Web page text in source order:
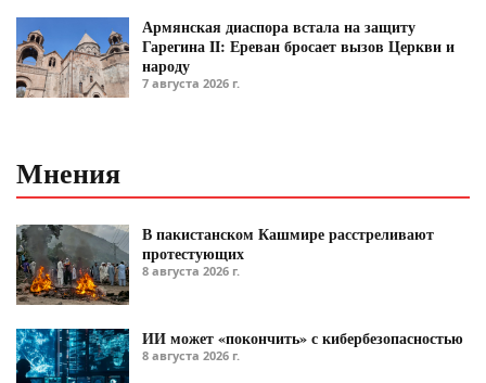
Армянская диаспора встала на защиту
Гарегина II: Ереван бросает вызов Церкви и
народу
7 августа 2026 г.
Мнения
В пакистанском Кашмире расстреливают
протестующих
8 августа 2026 г.
ИИ может «покончить» с кибербезопасностью
8 августа 2026 г.